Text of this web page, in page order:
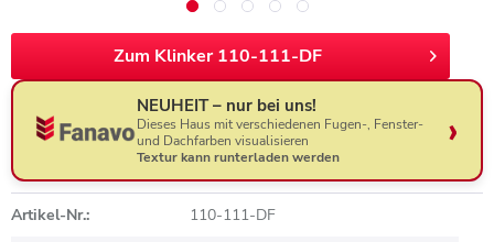
Zum Klinker 110-111-DF
NEUHEIT – nur bei uns!
Dieses Haus mit verschiedenen Fugen-, Fenster-
und Dachfarben visualisieren
Textur kann runterladen werden
Artikel-Nr.: 110-111-DF